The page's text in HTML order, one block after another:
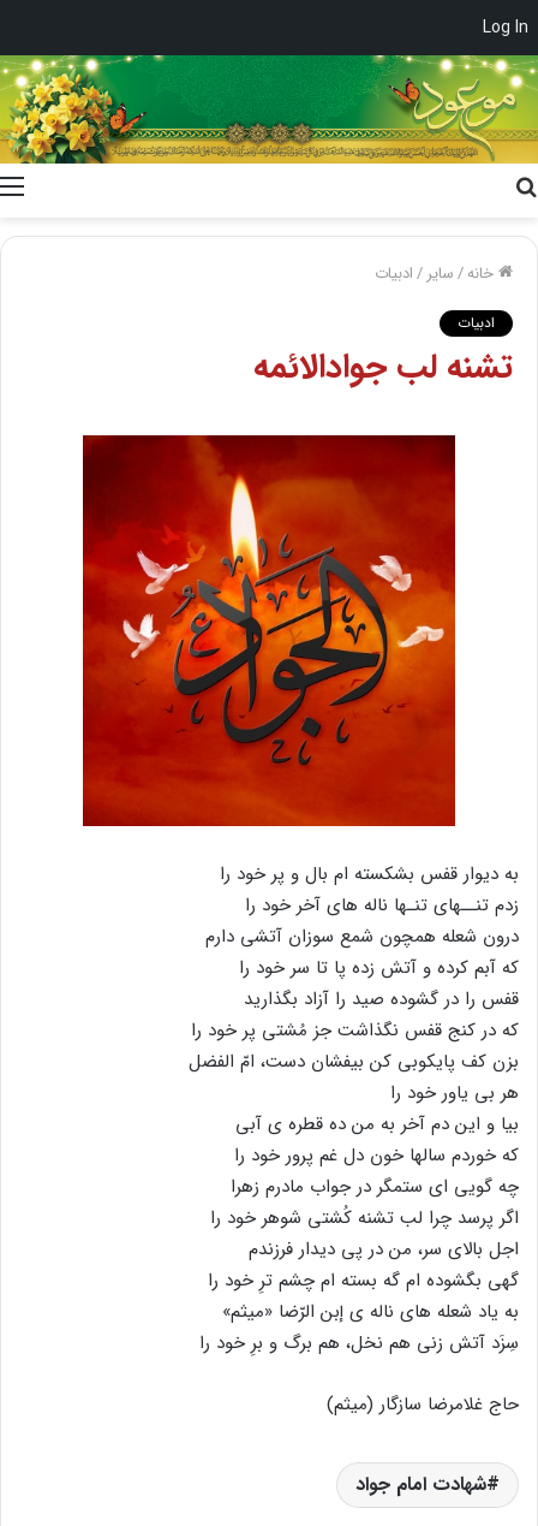
Log In
خانه/سایر /ادبیات
ادبیات
تشنه لب جوادالائمه
به دیوار قفس بشکسته ام بال و پر خود را
زدم تنــهای تنـها ناله های آخر خود را
درون شعله همچون شمع سوزان آتشی دارم
که آبم کرده و آتش زده پا تا سر خود را
قفس را در گشوده صید را آزاد بگذارید
که در کنج قفس نگذاشت جز مُشتی پر خود را
بزن کف پایکوبی کن بیفشان دست، امّ الفضل
هر بی یاور خود را
بیا و این دم آخر به من ده قطره ی آبی
که خوردم سالها خون دل غم پرور خود را
چه گویی ای ستمگر در جواب مادرم زهرا
اگر پرسد چرا لب تشنه کُشتی شوهر خود را
اجل بالای سر، من در پی دیدار فرزندم
گهی بگشوده ام گه بسته ام چشم ترِ خود را
به یاد شعله های ناله ی إبن الرّضا «میثم»
سِزَد آتش زنی هم نخل، هم برگ و برِ خود را
حاج غلامرضا سازگار (میثم)
شهادت امام جواد